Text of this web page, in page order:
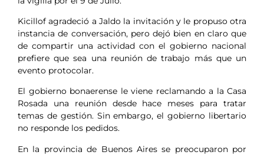
Kicillof agradeció a Jaldo la invitación y le propuso otra
instancia de conversación, pero dejó bien en claro que
de compartir una actividad con el gobierno nacional
prefiere que sea una reunión de trabajo más que un
evento protocolar.
El gobierno bonaerense le viene reclamando a la Casa
Rosada una reunión desde hace meses para tratar
temas de gestión. Sin embargo, el gobierno libertario
no responde los pedidos.
En la provincia de Buenos Aires se preocuparon por